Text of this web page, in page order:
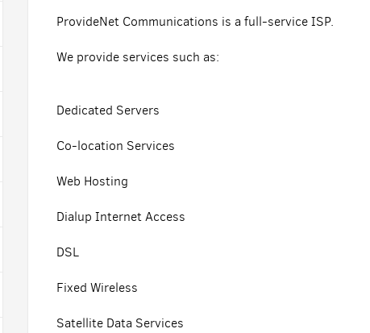
ProvideNet Communications is a full-service ISP.
We provide services such as:
Dedicated Servers
Co-location Services
Web Hosting
Dialup Internet Access
DSL
Fixed Wireless
Satellite Data Services